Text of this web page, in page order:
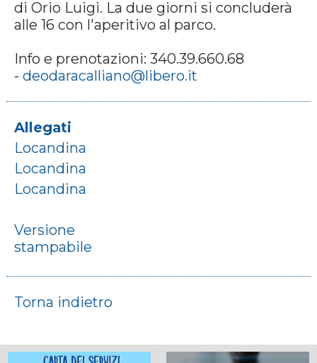
di Orio Luigi. La due giorni si concluderà
alle 16 con l'aperitivo al parco.
Info e prenotazioni: 340.39.660.68
- deodaracalliano@libero.it
Allegati
Locandina
Locandina
Locandina
Versione
stampabile
Torna indietro